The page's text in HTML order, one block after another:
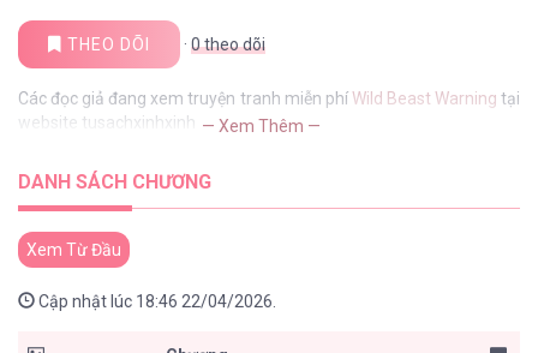
THEO DÕI · 0theo dõi
Các đọc giả đang xem truyện tranh miễn phíWild Beast Warning tại
website tusachxinhxinh — Xem Thêm —
DANH SÁCH CHƯƠNG
Xem Từ Đầu
Cập nhật lúc 18:46 22/04/2026.